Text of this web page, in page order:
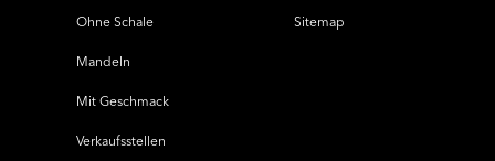
Ohne Schale
Mandeln
Mit Geschmack
Verkaufsstellen
Sitemap